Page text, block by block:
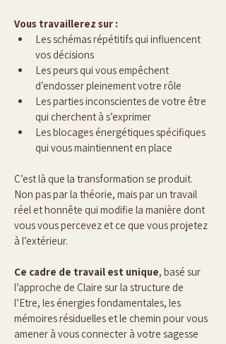
Vous travaillerez sur :
Les schémas répétitifs qui influencent
vos décisions
Les peurs qui vous empêchent
d’endosser pleinement votre rôle
Les parties inconscientes de votre être
qui cherchent à s’exprimer
Les blocages énergétiques spécifiques
qui vous maintiennent en place
C’est là que la transformation se produit.
Non pas par la théorie, mais par un travail
réel et honnête qui modifie la manière dont
vous vous percevez et ce que vous projetez
à l’extérieur.
Ce cadre de travail est unique, basé sur
l’approche de Claire sur la structure de
l’Etre, les énergies fondamentales, les
mémoires résiduelles et le chemin pour vous
amener à vous connecter à votre sagesse